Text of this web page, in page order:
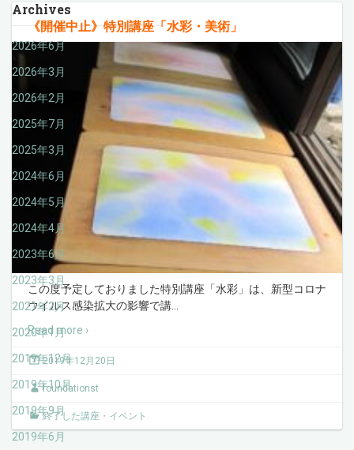
Archives
2026年6月
2026年3月
2026年2月
2025年7月
2025年3月
2024年6月
2024年5月
2024年4月
2023年6月
2023年3月
2021年2月
2020年1月
2019年12月
2019年10月
2019年9月
2019年6月
《開催中止》特別講座「水彩・美術」
この度予定しておりました特別講座「水彩」は、新型コロナ
ウイルス感染拡大の影響で講
Read more ›
2019年12月20日
foundationst
終了した講座・イベント